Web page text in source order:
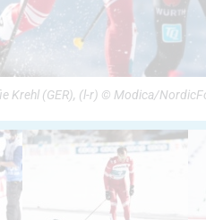
Krehl (GER), (l-r) © Modica/